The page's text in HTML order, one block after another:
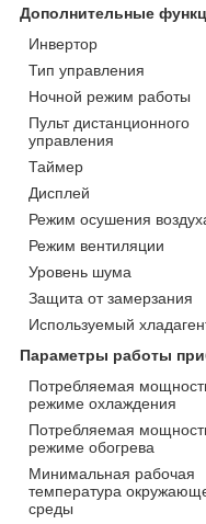
Дополнительные
Инвертор
Тип управления
Ночной режим работы
Пульт дистанционного
управления
Таймер
Дисплей
Режим осушения
Режим вентиляции
Уровень шума
Защита от замерзания
Используемый
Параметры работы
Потребляемая
режиме охлаждения
Потребляемая
режиме обогрева
Минимальная рабочая
температура
среды